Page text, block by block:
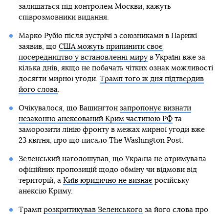
залишаться під контролем Москви, кажуть
співрозмовники видання.
Марко Рубіо після зустрічі з союзниками в Парижі
заявив, що США можуть припинити своє
посередництво у встановленні мирув Україні вже за
кілька днів, якщо не побачать чітких ознак можливості
досягти мирної угоди. Трамп того ж дня підтвердив
його слова.
Очікувалося, що Вашингтон запропонує визнати
незаконно анексований Крим частиною РФта
заморозити лінію фронту в межах мирної угоди вже
23 квітня, про що писало The Washington Post.
Зеленський наголошував, що Україна не отримувала
офіційних пропозицій щодо обміну чи відмови від
територій, а Київ юридично не визнаєросійську
анексію Криму.
Трамп розкритикував Зеленськогоза його слова про